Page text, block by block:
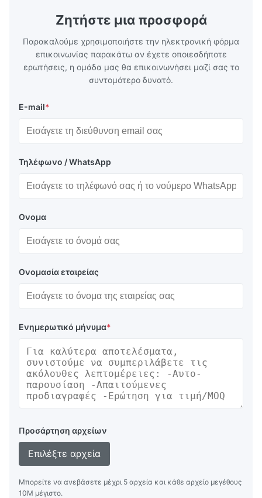
layout, it integrates turning, drilling and
boring for multi-process machining. Ideal
Ζητήστε μια προσφορά
Παρακαλούμε χρησιμοποιήστε την ηλεκτρονική φόρμα
επικοινωνίας παρακάτω αν έχετε οποιεσδήποτε
ερωτήσεις, η ομάδα μας θα επικοινωνήσει μαζί σας το
συντομότερο δυνατό.
Ε-mail*
Τηλέφωνο / WhatsApp
Ονομα
Ονομασία εταιρείας
Ενημερωτικό μήνυμα*
Προσάρτηση αρχείων
Επιλέξτε αρχεία
Μπορείτε να ανεβάσετε μέχρι 5 αρχεία και κάθε αρχείο μεγέθους
10M μέγιστο.